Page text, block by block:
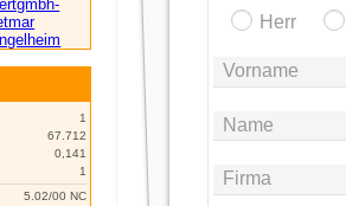
Herr
Vorname
Name
Firma
1
67.712
0,141
1
5.02/00 NC